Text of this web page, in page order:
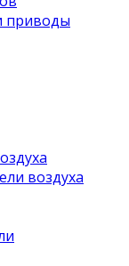
приводы
воздуха